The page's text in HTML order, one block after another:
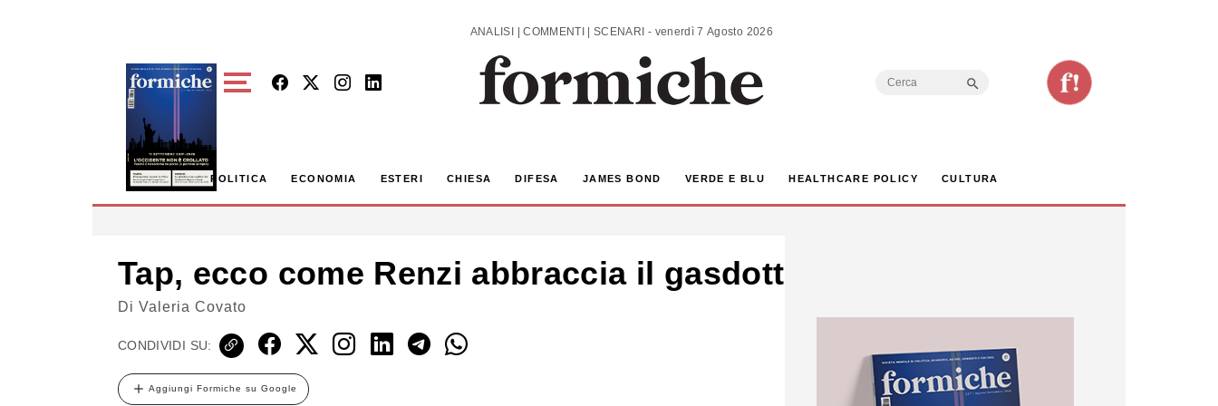
ANALISI | COMMENTI | SCENARI - venerdì 7 Agosto 2026
Search
POLITICA ECONOMIA ESTERI CHIESA DIFESA JAMES BOND VERDE E BLU HEALTHCARE POLICY CULTURA
Tap, ecco come Renzi abbraccia il gasdotto e silura Vendola
Di Valeria Covato
CONDIVIDI SU:
Aggiungi Formiche su Google